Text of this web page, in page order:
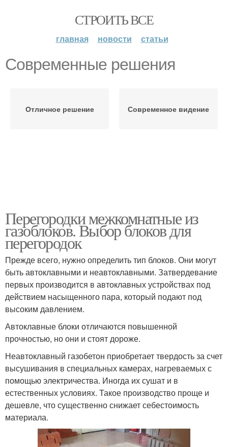
СТРОИТЬ ВСЕ
главная новости статьи
Современные решения
Отличное решение Современное видение
Перегородки межкомнатные из
газоблоков. Выбор блоков для
перегородок
Прежде всего, нужно определить тип блоков. Они могут
быть автоклавными и неавтоклавными. Затвердевание
первых производится в автоклавных устройствах под
действием насыщенного пара, который подают под
высоким давлением.
Автоклавные блоки отличаются повышенной
прочностью, но они и стоят дороже.
Неавтоклавный газобетон приобретает твердость за счет
высушивания в специальных камерах, нагреваемых с
помощью электричества. Иногда их сушат и в
естественных условиях. Такое производство проще и
дешевле, что существенно снижает себестоимость
материала.